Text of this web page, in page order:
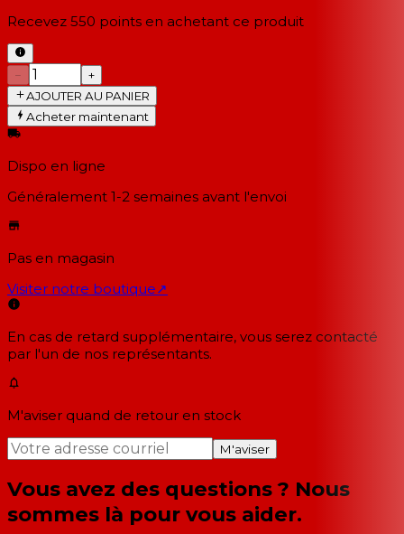
Recevez 550 points en achetant ce produit
−
+
AJOUTER AU PANIER
Acheter maintenant
Dispo en ligne
Généralement 1-2 semaines avant l'envoi
Pas en magasin
Visiter notre boutique↗
En cas de retard supplémentaire, vous serez contacté
par l'un de nos représentants.
M'aviser quand de retour en stock
M'aviser
Vous avez des questions ? Nous
sommes là pour vous aider.